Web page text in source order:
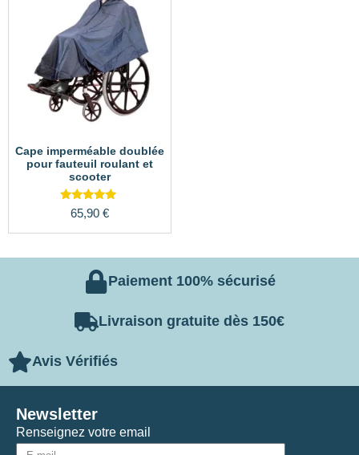
Cape imperméable doublée
pour fauteuil roulant et
scooter
Note
5.00
sur 5
65,90 €
Paiement 100% sécurisé
Livraison gratuite dès 150€
Avis Vérifiés
Renseignez votre email
Newsletter